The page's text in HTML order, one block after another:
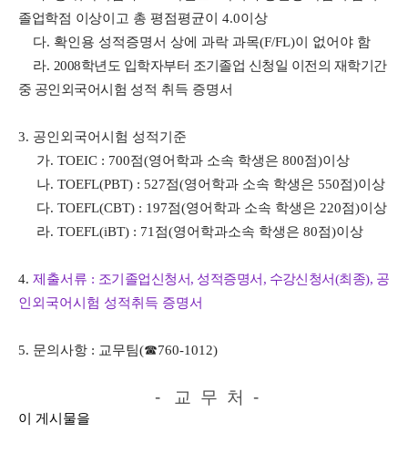
졸업학점 이상이고 총 평점평균이 4.0이상
다. 확인용 성적증명서 상에 과락 과목(F/FL)이 없어야 함
라. 2008학년도 입학자부터 조기졸업 신청일 이전의 재학기간
중 공인외국어시험 성적 취득 증명서
3. 공인외국어시험 성적기준
가. TOEIC : 700점(영어학과 소속 학생은 800점)이상
나. TOEFL(PBT) : 527점(영어학과 소속 학생은 550점)이상
다. TOEFL(CBT) : 197점(영어학과 소속 학생은 220점)이상
라. TOEFL(iBT) : 71 점(영어학과소속 학생은 80점)이상
4. 제출서류 : 조기졸업신청서, 성적증명서 , 수강신청서(최종), 공
인외국어시험 성적취득 증명서
5. 문의사항 : 교무팀(☎760-1012)
- 교 무 처 -
이 게시물을